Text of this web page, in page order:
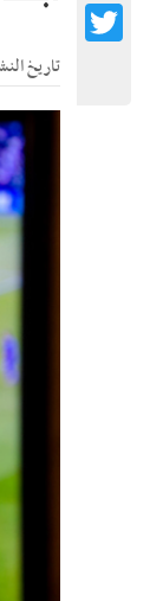
تاريخ النشر : 11:52 -